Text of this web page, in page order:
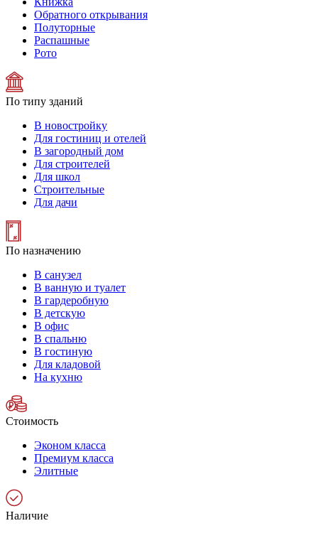
Обратного открывания
Полуторные
Распашные
Рото
По типу зданий
В новостройку
Для гостиниц и отелей
В загородный дом
Для строителей
Для школ
Строительные
Для дачи
По назначению
В санузел
В ванную и туалет
В гардеробную
В детскую
В офис
В спальню
В гостиную
Для кладовой
На кухню
Стоимость
Эконом класса
Премиум класса
Элитные
Наличие